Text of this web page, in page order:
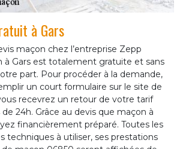
à Gars
maçon chez l’entreprise Zepp
à Gars est totalement gratuite et sans
part. Pour procéder à la demande,
un court formulaire sur le site de
recevrez un retour de votre tarif
24h. Grâce au devis que maçon à
financièrement préparé. Toutes les
techniques à utiliser, ses prestations